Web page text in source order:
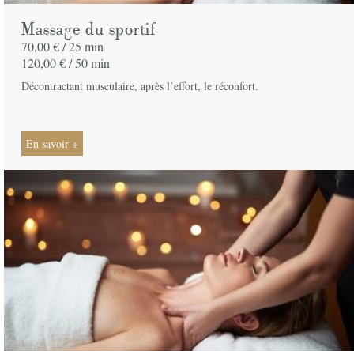
Massage du sportif
70,00 € /25 min
120,00 € /50 min
Décontractant musculaire, après l’effort, le réconfort.
En savoir +